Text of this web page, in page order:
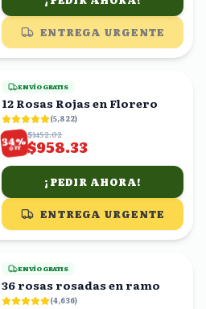
ENTREGA URGENTE
ENVÍO GRATIS
12 Rosas Rojas en Florero
(5,822)
34%
OFF
$1452.02
$958.33
¡PEDIR AHORA!
ENTREGA URGENTE
ENVÍO GRATIS
36 rosas rosadas en ramo
(4,636)